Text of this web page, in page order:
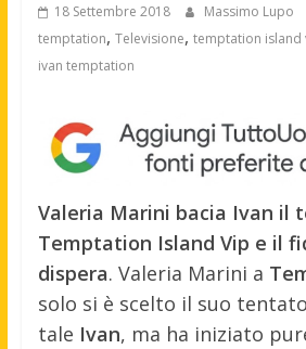
18 Settembre 2018 Massimo Lupo
temptation, Televisione, temptation island
ivan temptation
Valeria Marini bacia Ivan il
Temptation Island Vip e il
dispera. Valeria Marini a
solo si è scelto il suo
tale Ivan, ma ha iniziato